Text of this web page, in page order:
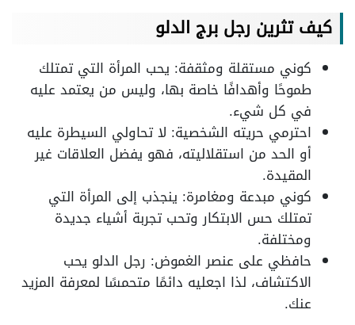
كيف تثرين رجل برج الدلو
كوني مستقلة ومثقفة: يحب المرأة التي تمتلك
طموحًا وأهدافًا خاصة بها، وليس من يعتمد عليه
في كل شيء.
احترمي حريته الشخصية: لا تحاولي السيطرة عليه
أو الحد من استقلاليته، فهو يفضل العلاقات غير
المقيدة.
كوني مبدعة ومغامرة: ينجذب إلى المرأة التي
تمتلك حس الابتكار وتحب تجربة أشياء جديدة
ومختلفة.
حافظي على عنصر الغموض: رجل الدلو يحب
الاكتشاف، لذا اجعليه دائمًا متحمسًا لمعرفة المزيد
عنك.